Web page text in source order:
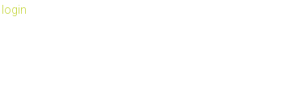
login